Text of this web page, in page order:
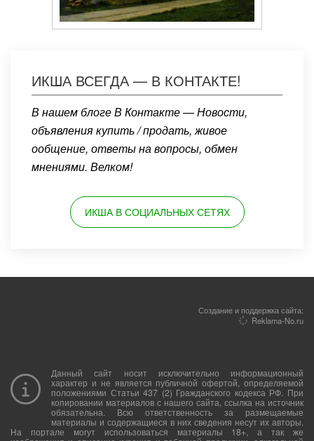
ИКША ВСЕГДА — В КОНТАКТЕ!
В нашем блоге В Контакте — Новости,
объявления купить / продать, живое
ообщение, ответы на вопросы, обмен
мнениями. Велком!
ИКША В СОЦИАЛЬНЫХ СЕТЯХ
Создание и поддержка сайта:
Reklama-No.ru
Данный сайт носит исключительно информационный
характер и не является публичной офертой, определяемой
положениями Статьи 437 (2) Гражданского кодекса РФ. При
копировании материалов с нашего сайта, ссылка на источник
обязательна. Всю ответственность за размещаемые
материалы и содержащиеся в них сведения несут их авторы.
На портале могут использоваться материалы 18+, а так же